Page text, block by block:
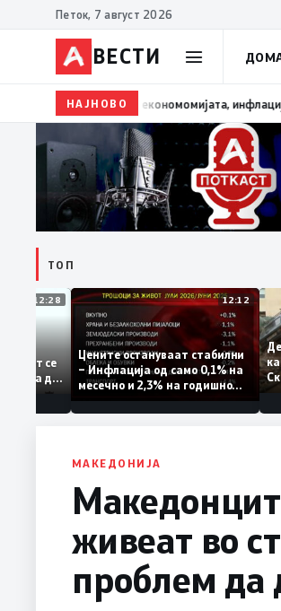
Петок, 7 август 2026
ВЕСТИ
НАЈНОВО13:03Димитриеска-Кочоска:
ТОП
12:28
–
се
нема да
12:12
Цените остануваат стабилни
– Инфлација од само 0,1% на
месечно и 2,3% на годишно
ниво
МАКЕДОНИЈА
живеат во
проблем да